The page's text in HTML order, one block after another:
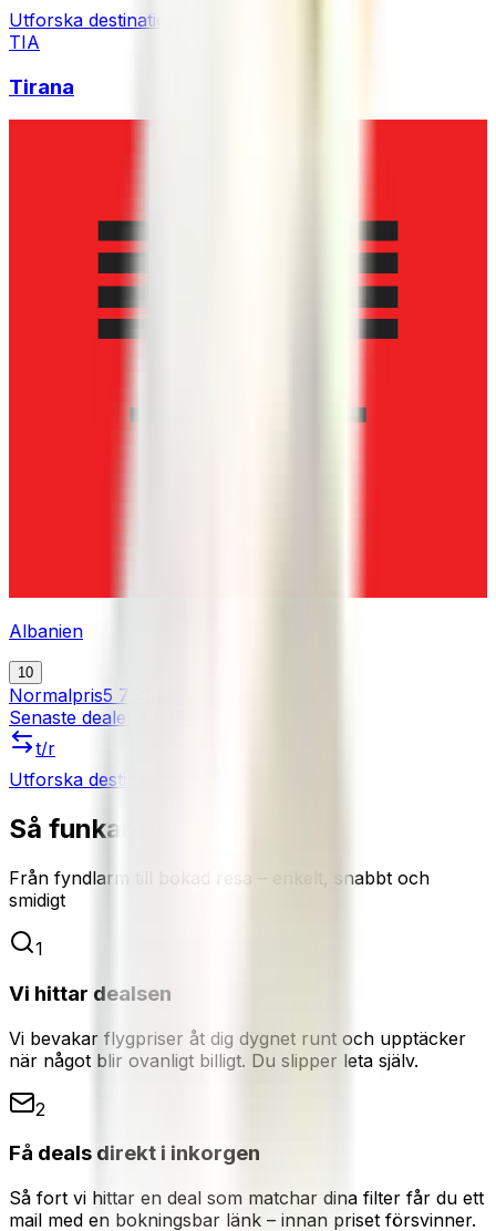
Utforska destinationen
TIA
Tirana
Albanien
10
Normalpris5 750 kr
Senaste dealen
t/r
Utforska destinationen
Så funkar det
Från fyndlarm till bokad resa – enkelt, snabbt och
smidigt
1
Vi hittar dealsen
Vi bevakar flygpriser åt dig dygnet runt och upptäcker
när något blir ovanligt billigt. Du slipper leta själv.
2
Få deals direkt i inkorgen
Så fort vi hittar en deal som matchar dina filter får du ett
mail med en bokningsbar länk – innan priset försvinner.